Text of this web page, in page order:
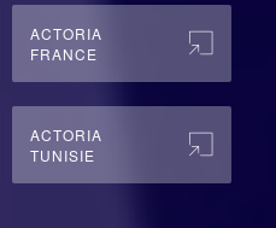
ACTORIA
FRANCE
ACTORIA
TUNISIE